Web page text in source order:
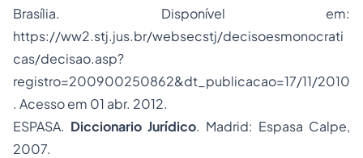
Brasília. Disponível em:
https://ww2.stj.jus.br/websecstj/decisoesmonocrati
cas/decisao.asp?
registro=200900250862&dt_publicacao=17/11/2010
. Acesso em 01 abr. 2012.
ESPASA. Diccionario Jurídico. Madrid: Espasa Calpe,
2007.